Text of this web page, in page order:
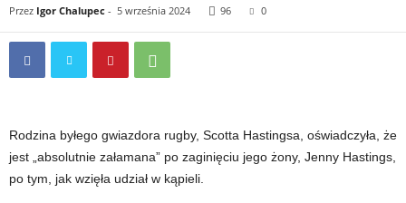
Przez Igor Chalupec - 5 września 2024 96 0
Rodzina byłego gwiazdora rugby, Scotta Hastingsa, oświadczyła, że
​​jest „absolutnie załamana” po zaginięciu jego żony, Jenny Hastings,
po tym, jak wzięła udział w kąpieli.